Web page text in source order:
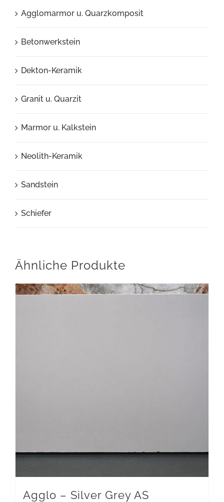
Agglomarmor u. Quarzkomposit
Betonwerkstein
Dekton-Keramik
Granit u. Quarzit
Marmor u. Kalkstein
Neolith-Keramik
Sandstein
Schiefer
Ähnliche Produkte
Agglo – Silver Grey AS